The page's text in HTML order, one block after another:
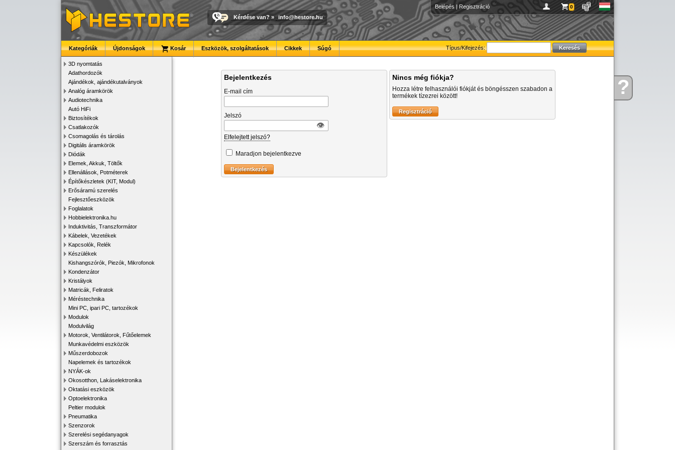
Kérdése?
Belépés | Regisztráció 0
Kérdése van? » info@hestore.hu
Típus/Kifejezés:
Kategóriák Újdonságok Kosár Eszközök, szolgáltatások Cikkek Súgó
3D nyomtatás
Adathordozók
Ajándékok, ajándékutalványok
Analóg áramkörök
Audiotechnika
Autó HiFi
Biztosítékok
Csatlakozók
Csomagolás és tárolás
Digitális áramkörök
Diódák
Elemek, Akkuk, Töltők
Ellenállások, Potméterek
Építőkészletek (KIT, Modul)
Erősáramú szerelés
Fejlesztőeszközök
Foglalatok
Hobbielektronika.hu
Induktivitás, Transzformátor
Kábelek, Vezetékek
Kapcsolók, Relék
Készülékek
Kishangszórók, Piezók, Mikrofonok
Kondenzátor
Kristályok
Matricák, Feliratok
Méréstechnika
Mini PC, ipari PC, tartozékok
Modulok
Modulvilág
Motorok, Ventilátorok, Fűtőelemek
Munkavédelmi eszközök
Műszerdobozok
Napelemek és tartozékok
NYÁK-ok
Okosotthon, Lakáselektronika
Oktatási eszközök
Optoelektronika
Peltier modulok
Pneumatika
Szenzorok
Szerelési segédanyagok
Szerszám és forrasztás
Bejelentkezés
E-mail cím
Jelszó
👁︎
Elfelejtett jelszó?
Maradjon bejelentkezve
Nincs még fiókja?
Hozza létre felhasználói fiókját és böngésszen szabadon a
termékek tízezrei között!